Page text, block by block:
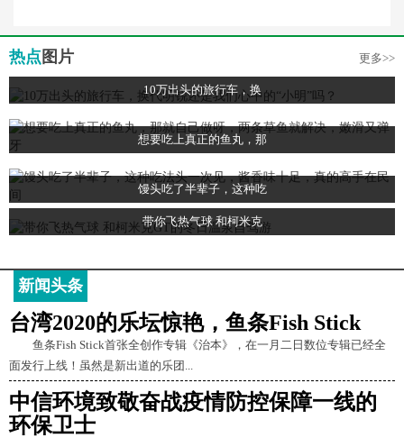
热点 图片 更多>>
10万出头的旅行车，换
想要吃上真正的鱼丸，那
馒头吃了半辈子，这种吃
带你飞热气球 和柯米克
新闻头条
台湾2020的乐坛惊艳，鱼条Fish Stick
鱼条Fish Stick首张全创作专辑《治本》，在一月二日数位专辑已经全
面发行上线！虽然是新出道的乐团...
中信环境致敬奋战疫情防控保障一线的
环保卫士